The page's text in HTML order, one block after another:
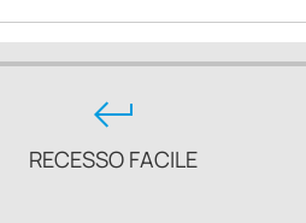
keyboard_return
RECESSO FACILE